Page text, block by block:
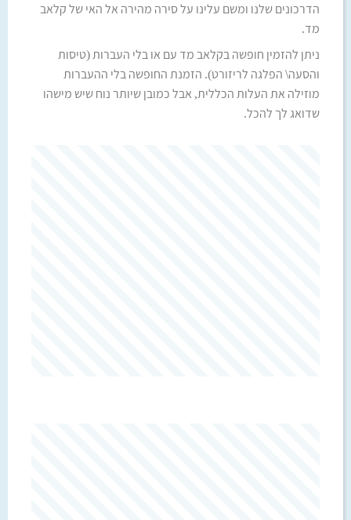
הדרכונים שלנו ומשם עלינו על סירה מהירה אל האי של קלאב
מד.
ניתן להזמין חופשה בקלאב מד עם או בלי העברות (טיסות
והסעה\ הפלגה לריזורט). הזמנת החופשה בלי ההעברות
מוזילה את העלות הכללית, אבל כמובן שיותר נוח שיש מישהו
שדואג לך להכל.